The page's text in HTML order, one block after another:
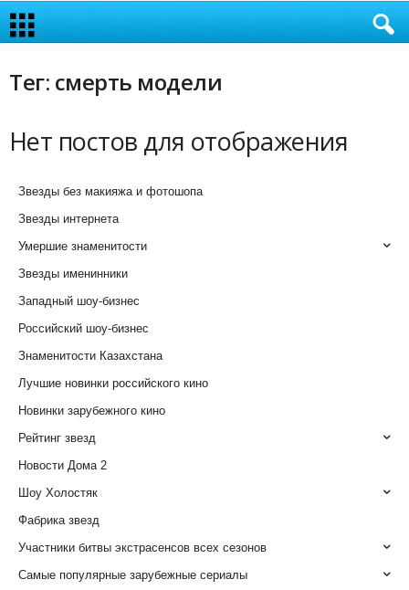
Тег: смерть модели
Нет постов для отображения
Звезды без макияжа и фотошопа
Звезды интернета
Умершие знаменитости
Звезды именинники
Западный шоу-бизнес
Российский шоу-бизнес
Знаменитости Казахстана
Лучшие новинки российского кино
Новинки зарубежного кино
Рейтинг звезд
Новости Дома 2
Шоу Холостяк
Фабрика звезд
Участники битвы экстрасенсов всех сезонов
Самые популярные зарубежные сериалы